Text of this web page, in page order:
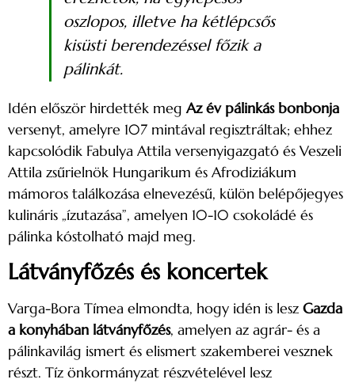
oszlopos, illetve ha kétlépcsős
kisüsti berendezéssel főzik a
pálinkát.
Idén először hirdették megAz év pálinkás bonbonja
versenyt, amelyre 107 mintával regisztráltak; ehhez
kapcsolódik Fabulya Attila versenyigazgató és Veszeli
Attila zsűrielnök Hungarikum és Afrodiziákum
mámoros találkozása elnevezésű, külön belépőjegyes
kulináris „ízutazása”, amelyen 10-10 csokoládé és
pálinka kóstolható majd meg.
Látványfőzés és koncertek
Varga-Bora Tímea elmondta, hogy idén is lesz Gazda
a konyhában látványfőzés, amelyen az agrár- és a
pálinkavilág ismert és elismert szakemberei vesznek
részt. Tíz önkormányzat részvételével lesz